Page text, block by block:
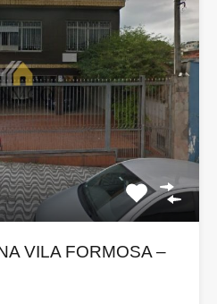
VILA FORMOSA –